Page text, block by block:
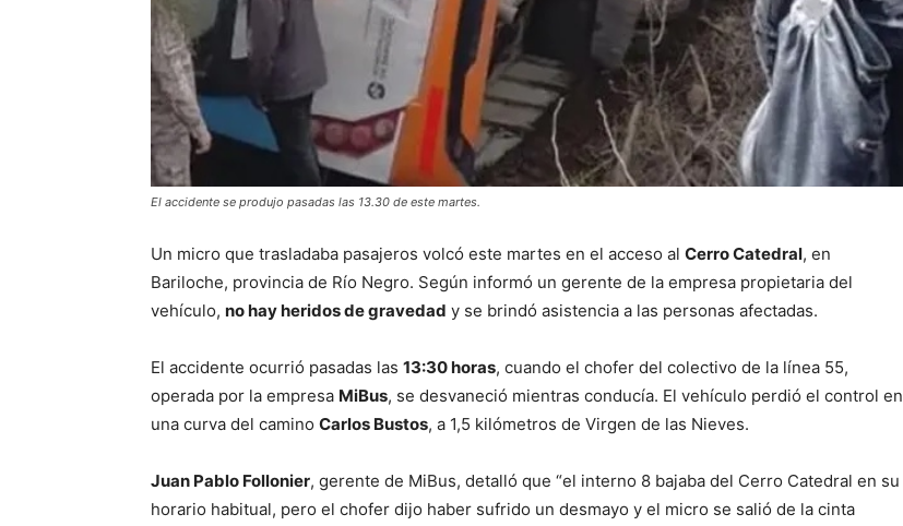
El accidente se produjo pasadas las 13.30 de este martes.
Un micro que trasladaba pasajeros volcó este martes en el acceso al Cerro Catedral, en
Bariloche, provincia de Río Negro. Según informó un gerente de la empresa propietaria del
vehículo, no hay heridos de gravedad y se brindó asistencia a las personas afectadas.
El accidente ocurrió pasadas las 13:30 horas, cuando el chofer del colectivo de la línea 55,
operada por la empresa MiBus, se desvaneció mientras conducía. El vehículo perdió el control en
una curva del camino Carlos Bustos, a 1,5 kilómetros de Virgen de las Nieves.
Juan Pablo Follonier, gerente de MiBus, detalló que “el interno 8 bajaba del Cerro Catedral en su
horario habitual, pero el chofer dijo haber sufrido un desmayo y el micro se salió de la cinta